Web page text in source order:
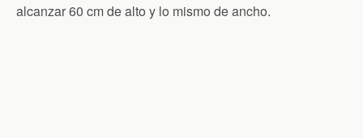
alcanzar 60 cm de alto y lo mismo de ancho.